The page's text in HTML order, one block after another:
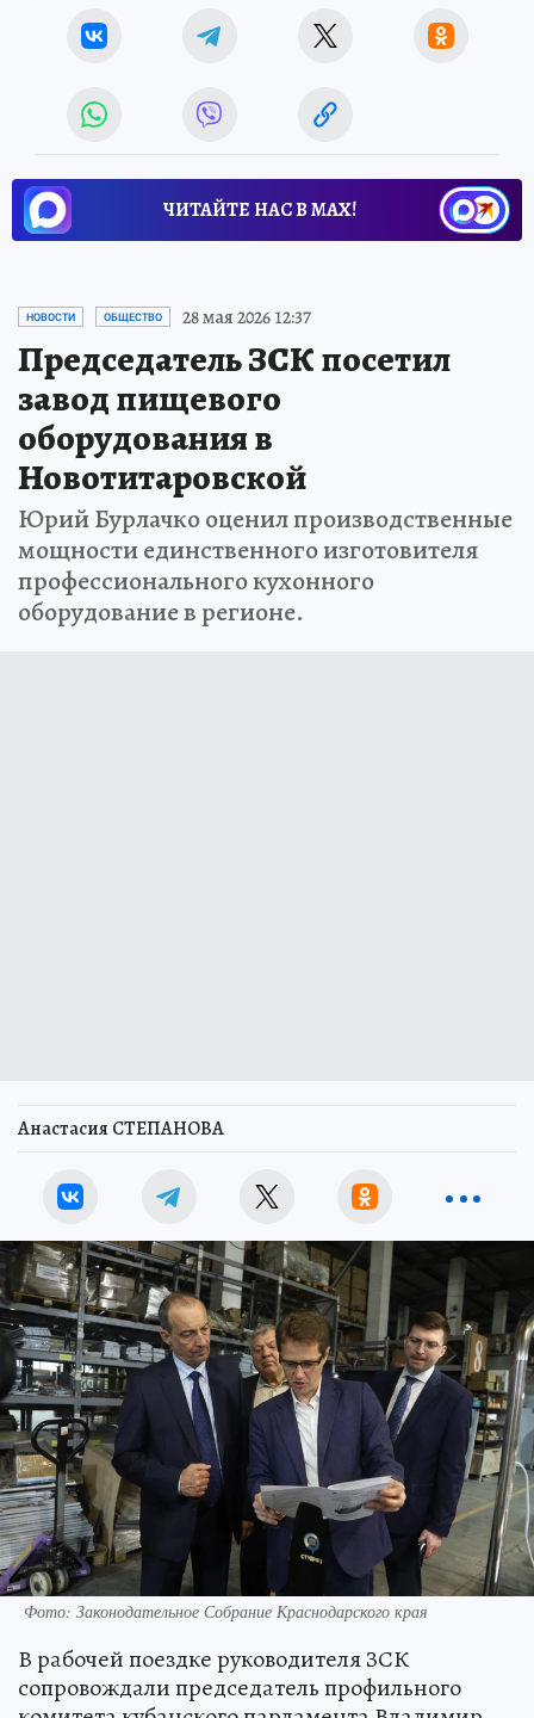
ЧИТАЙТЕ НАС В МАХ!
НОВОСТИ ОБЩЕСТВО 28 мая 2026 12:37
Председатель ЗСК посетил
завод пищевого
оборудования в
Новотитаровской
Юрий Бурлачко оценил производственные
мощности единственного изготовителя
профессионального кухонного
оборудование в регионе.
Анастасия СТЕПАНОВА
Фото: Законодательное Собрание Краснодарского края
В рабочей поездке руководителя ЗСК
сопровождали председатель профильного